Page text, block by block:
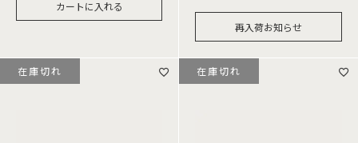
カートに入れる
再入荷お知らせ
在庫切れ 在庫切れ